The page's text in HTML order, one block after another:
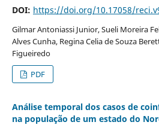
DOI: https://doi.org/10.17058/
Gilmar Antoniassi Junior, Sueli Moreira
Alves Cunha, Regina Celia de Souza
Figueiredo
PDF
Análise temporal dos casos de
na população de um estado do